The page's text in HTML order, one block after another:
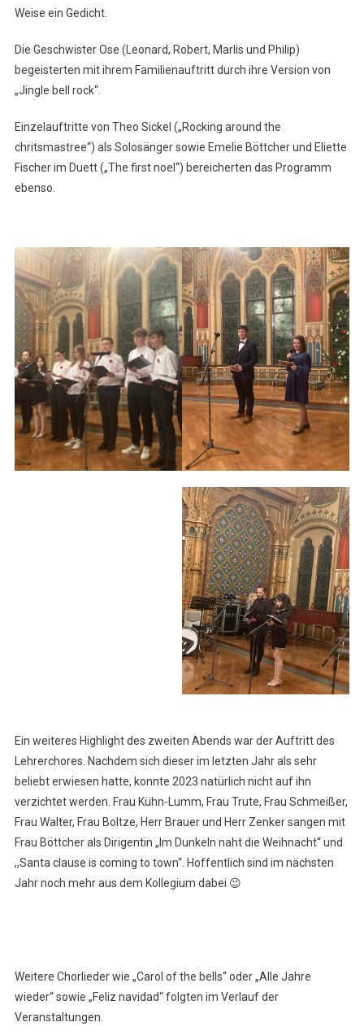
Weise ein Gedicht.
Die Geschwister Ose (Leonard, Robert, Marlis und Philip)
begeisterten mit ihrem Familienauftritt durch ihre Version von
„Jingle bell rock“.
Einzelauftritte von Theo Sickel („Rocking around the
chritsmastree“) als Solosänger sowie Emelie Böttcher und Eliette
Fischer im Duett („The first noel“) bereicherten das Programm
ebenso.
Ein weiteres Highlight des zweiten Abends war der Auftritt des
Lehrerchores. Nachdem sich dieser im letzten Jahr als sehr
beliebt erwiesen hatte, konnte 2023 natürlich nicht auf ihn
verzichtet werden. Frau Kühn-Lumm, Frau Trute, Frau Schmeißer,
Frau Walter, Frau Boltze, Herr Brauer und Herr Zenker sangen mit
Frau Böttcher als Dirigentin „Im Dunkeln naht die Weihnacht“ und
,,Santa clause is coming to town“. Hoffentlich sind im nächsten
Jahr noch mehr aus dem Kollegium dabei 😉
Weitere Chorlieder wie „Carol of the bells“ oder „Alle Jahre
wieder“ sowie „Feliz navidad“ folgten im Verlauf der
Veranstaltungen.